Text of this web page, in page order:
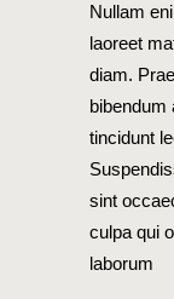
Nullam
laoreet
diam.
bibendum
tincidunt
sint
culpa qui
laborum